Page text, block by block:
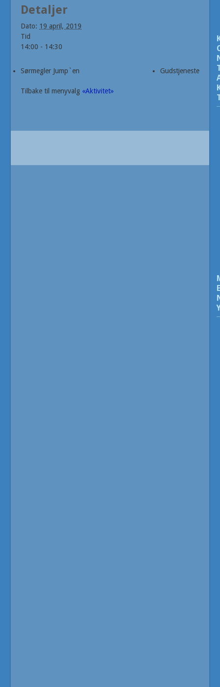
Detaljer
Dato: 19 april, 2019
Tid
14:00 - 14:30
Sørmegler Jump`en Gudstjeneste
Tilbake til menyvalg «Aktivitet»
E